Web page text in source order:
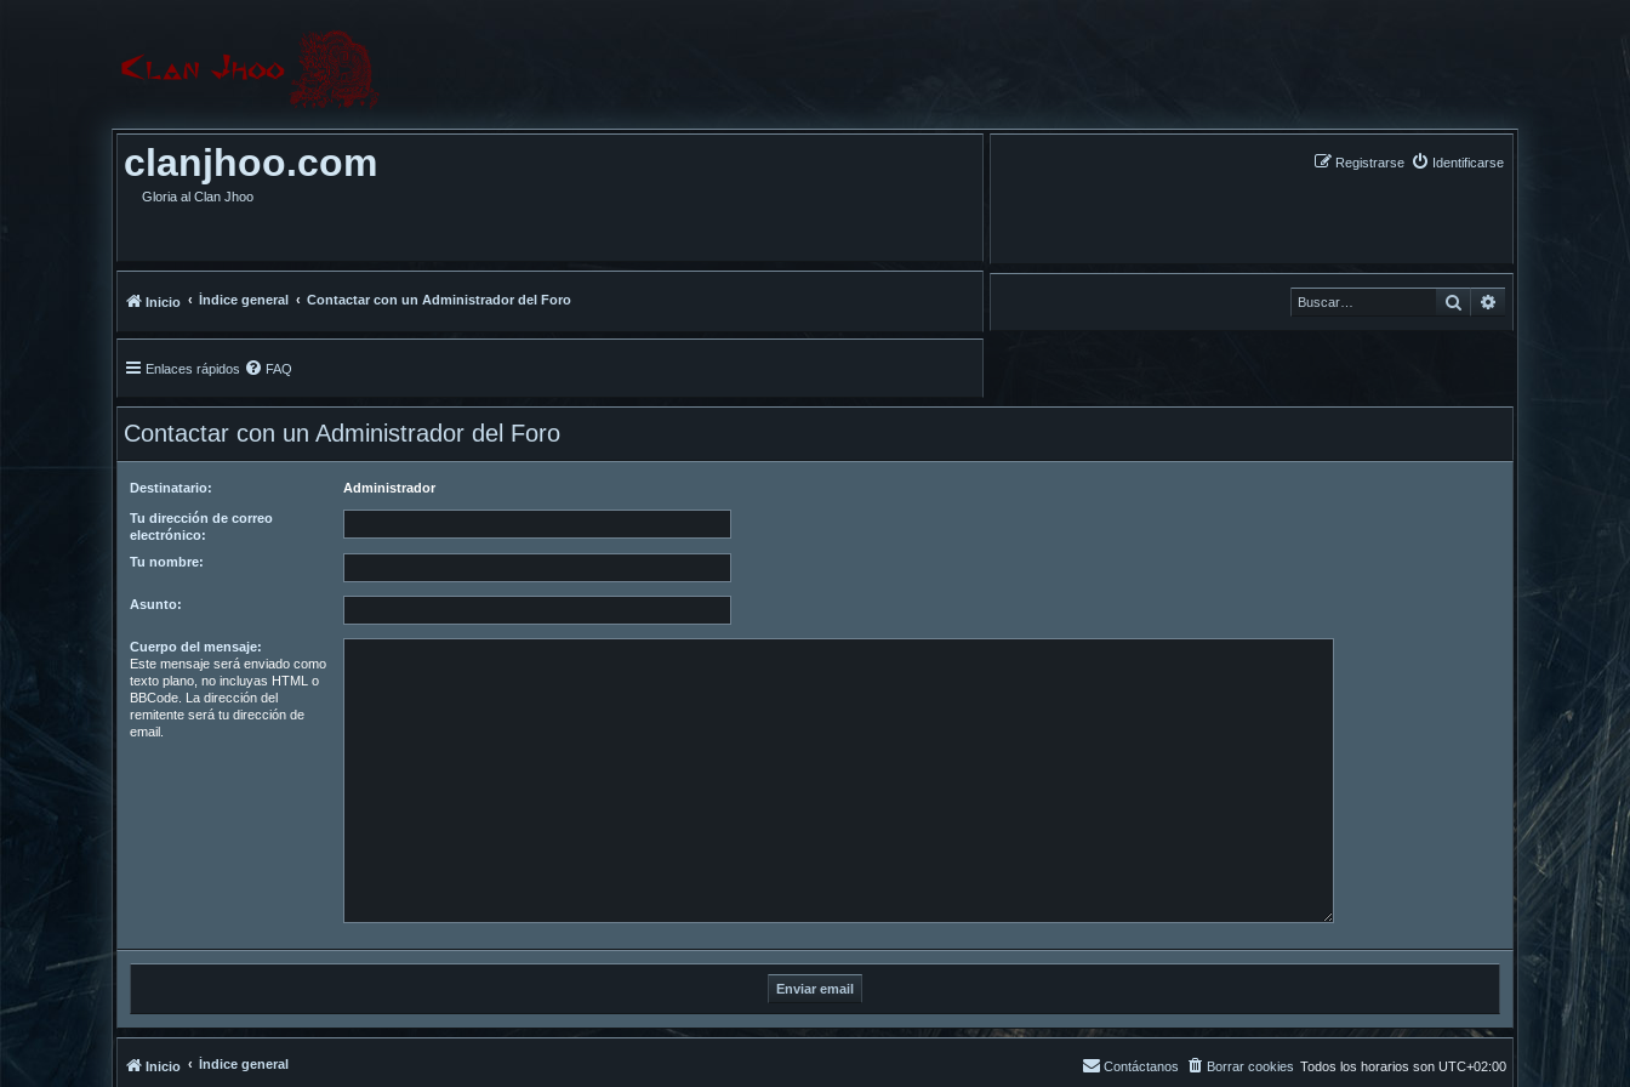
clanjhoo.com
Gloria al Clan Jhoo
Identificarse
Registrarse
Buscar
Inicio Índice general Contactar con un Administrador del Foro
Enlaces rápidos FAQ
Contactar con un Administrador del Foro
Destinatario: Administrador
Tu dirección de correo
electrónico:
Tu nombre:
Asunto:
Cuerpo del mensaje:
Este mensaje será enviado como
texto plano, no incluyas HTML o
BBCode. La dirección del
remitente será tu dirección de
email.
Inicio Índice general Todos los horarios son UTC+02:00
Borrar cookies
Contáctanos